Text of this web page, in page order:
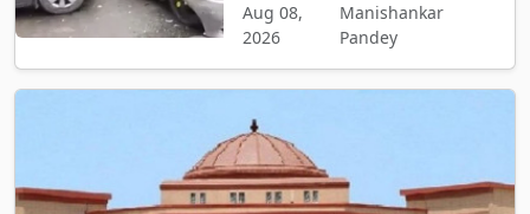
Aug 08,
2026
Manishankar
Pandey